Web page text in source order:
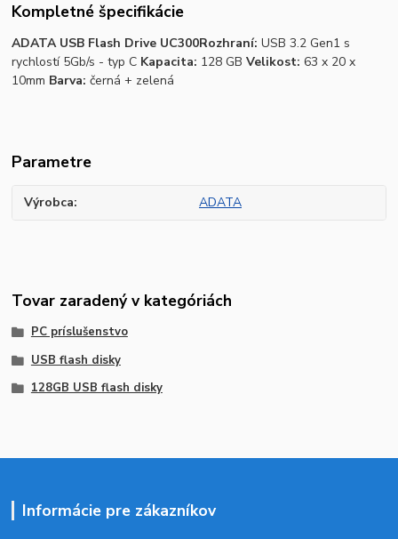
Kompletné špecifikácie
ADATA USB Flash Drive UC300Rozhraní:USB 3.2 Gen1 s
rychlostí 5Gb/s - typ C Kapacita: 128 GBVelikost:63 x 20 x
10mm Barva:černá + zelená
Parametre
Výrobca ADATA
Tovar zaradený v kategóriách
PC príslušenstvo
USB flash disky
128GB USB flash disky
Informácie pre zákazníkov